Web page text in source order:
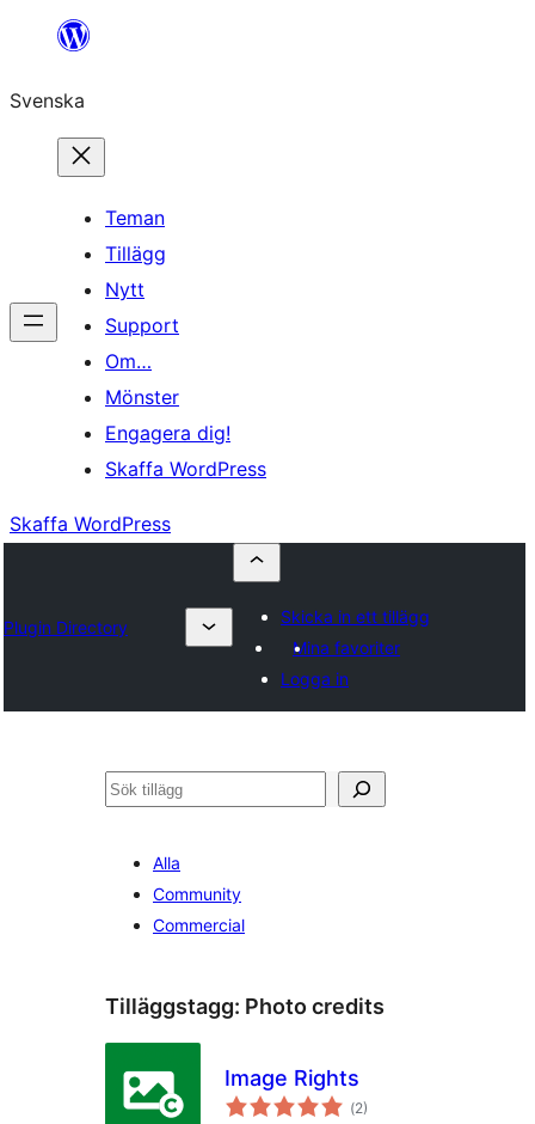
Hoppa
innehåll
Svenska
Teman
Tillägg
Nytt
Support
Om…
Mönster
Engagera dig!
Skaffa WordPress
Skaffa WordPress
Plugin Directory
Skicka in ett tillägg
Mina favoriter
Logga in
Sök
Alla
Community
Commercial
Tilläggstagg: Photo credits
Image Rights
(Totalt
antal
2)